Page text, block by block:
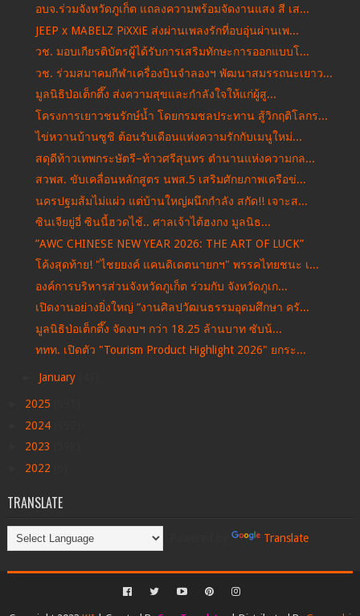
อบจ.ร่วมจังหวัดภูเก็ต แถลงความพร้อมจัดงานแสง สี เส...
JEEP x MABELZ PiXXiE ส่งผ่านเพลงรักที่อบอุ่นผ่านเพ...
วช. มอบเกียรติบัตรผู้ได้รับการเสริมทักษะการออกแบบโ...
วช. ร่วมสมาคมกีฬาเครื่องบินจำลองฯ พัฒนาสมรรถนะเยาว...
มูลนิธิป่อเต็กตึ๊ง ส่งความสุขและกำลังใจให้แก่ผู้สู...
โครงการเยาวชนรักษ์น้ำ โดยกรมชลประทาน สู้วิกฤติโลกร...
ไข่หวานบ้านซูชิ ต้อนรับเดือนแห่งความรักกับเมนูใหม่...
สดุดีท้าวเทพกระษัตรี–ท้าวศรีสุนทร ตำนานแห่งความกล...
สวพส. ขับเคลื่อนหลักสูตร นพส.5 เสริมศักยภาพเครือข่...
นครปฐมส้มไม่แผ่ว แต่บ้านใหญ่ผนึกกำลัง สกัด!! เจาะส...
ซินเจียยู่อี่ ซินนี้ฮวดไช้.. ศาลเจ้าไต้ฮงกง มูลนิธ...
”AWC CHINESE NEW YEAR 2026: THE ART OF LUCK”
โค้งสุดท้าย! "ไชยยงค์ แคนดิเดตนายกฯ" พรรคไทยชนะ เ...
องค์การบริหารส่วนจังหวัดภูเก็ต ร่วมกับ จังหวัดภูเก...
เปิดงานอย่างยิ่งใหญ่ “งานศิลปวัฒนธรรมอุดมศึกษา ครั...
มูลนิธิป่อเต็กตึ๊ง จัดงบฯ กว่า 18.25 ล้านบาท ซับน้...
ททท. เปิดตัว "Tourism Product Highlight 2026" ยกระ...
January
2025
2024
2023
2022
TRANSLATE
Translate